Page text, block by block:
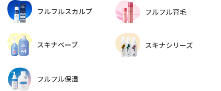
フルフルスカルプ フルフル育毛
スキナベーブ スキナシリーズ
フルフル保湿